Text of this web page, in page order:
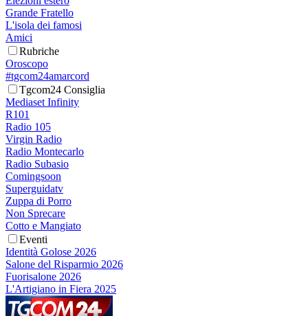
Grande Fratello
L'isola dei famosi
Amici
Rubriche
Oroscopo
#tgcom24amarcord
Tgcom24 Consiglia
Mediaset Infinity
R101
Radio 105
Virgin Radio
Radio Montecarlo
Radio Subasio
Comingsoon
Superguidatv
Zuppa di Porro
Non Sprecare
Cotto e Mangiato
Eventi
Identità Golose 2026
Salone del Risparmio 2026
Fuorisalone 2026
L'Artigiano in Fiera 2025